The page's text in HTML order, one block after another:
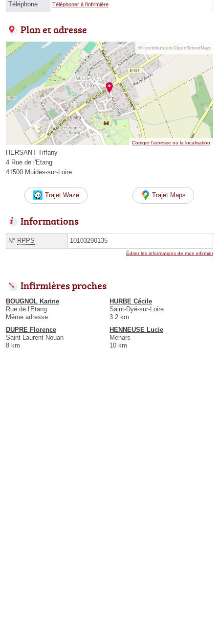
Téléphone Téléphoner à l'infirmière
Plan et adresse
© contributeurs OpenStreetMap
Corriger l’adresse ou la localisation
HERSANT Tiffany
4 Rue de l'Etang
41500 Muides-sur-Loire
Trajet Waze Trajet Maps
Informations
N° RPPS 10103290135
Éditer les informations de mon infirmier
Infirmières proches
BOUGNOL Karine
Rue de l'Etang
Même adresse
HURBE Cécile
Saint-Dyé-sur-Loire
3.2 km
DUPRE Florence
Saint-Laurent-Nouan
8 km
HENNEUSE Lucie
Menars
10 km